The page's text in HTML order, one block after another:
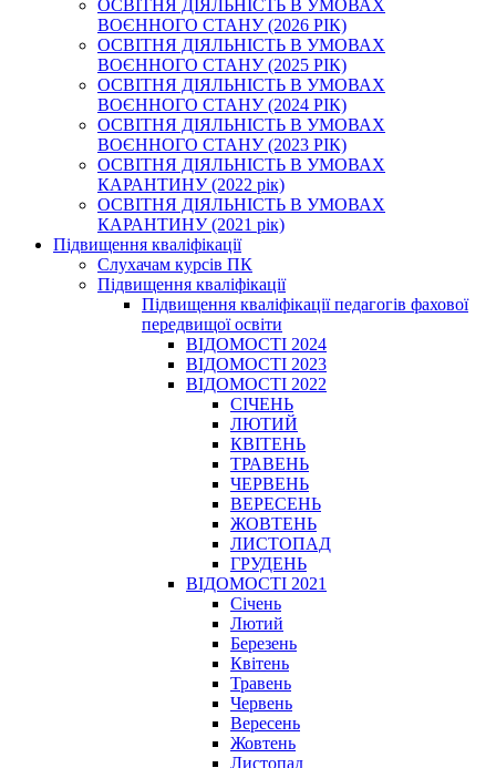
ОСВІТНЯ ДІЯЛЬНІСТЬ В УМОВАХ
ВОЄННОГО СТАНУ (2026 РІК)
ОСВІТНЯ ДІЯЛЬНІСТЬ В УМОВАХ
ВОЄННОГО СТАНУ (2025 РІК)
ОСВІТНЯ ДІЯЛЬНІСТЬ В УМОВАХ
ВОЄННОГО СТАНУ (2024 РІК)
ОСВІТНЯ ДІЯЛЬНІСТЬ В УМОВАХ
ВОЄННОГО СТАНУ (2023 РІК)
ОСВІТНЯ ДІЯЛЬНІСТЬ В УМОВАХ
КАРАНТИНУ (2022 рік)
ОСВІТНЯ ДІЯЛЬНІСТЬ В УМОВАХ
КАРАНТИНУ (2021 рік)
Підвищення кваліфікації
Слухачам курсів ПК
Підвищення кваліфікації
Підвищення кваліфікації педагогів фахової
передвищої освіти
ВІДОМОСТІ 2024
ВІДОМОСТІ 2023
ВІДОМОСТІ 2022
СІЧЕНЬ
ЛЮТИЙ
КВІТЕНЬ
ТРАВЕНЬ
ЧЕРВЕНЬ
ВЕРЕСЕНЬ
ЖОВТЕНЬ
ЛИСТОПАД
ГРУДЕНЬ
ВІДОМОСТІ 2021
Січень
Лютий
Березень
Квітень
Травень
Червень
Вересень
Жовтень
Листопад